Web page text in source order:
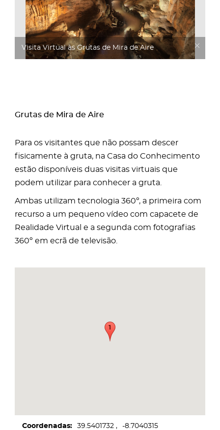
Visita Virtual às Grutas de Mira de Aire
Grutas de Mira de Aire
Para os visitantes que não possam descer
fisicamente à gruta, na Casa do Conhecimento
estão disponíveis duas visitas virtuais que
podem utilizar para conhecer a gruta.
Ambas utilizam tecnologia 360º, a primeira com
recurso a um pequeno vídeo com capacete de
Realidade Virtual e a segunda com fotografias
360º em ecrã de televisão.
Coordenadas 39.5401732 -8.7040315